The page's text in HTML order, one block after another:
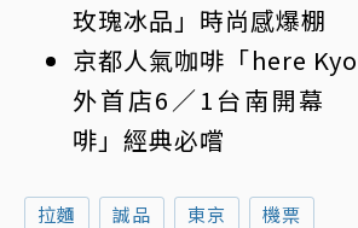
玫瑰冰品」時尚感爆棚
京都人氣咖啡「here
外首店6／1台南開幕
啡」經典必嚐
拉麵 誠品 東京 機票